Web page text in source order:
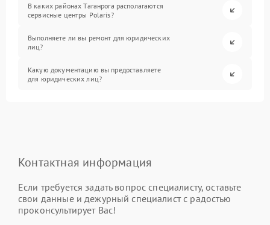
В каких районах Таганрога располагаются
сервисные центры Polaris?
Выполняете ли вы ремонт для юридических
лиц?
Какую документацию вы предоставляете
для юридических лиц?
Контактная информация
Если требуется задать вопрос специалисту, оставьте
свои данные и дежурный специалист с радостью
проконсультирует Вас!